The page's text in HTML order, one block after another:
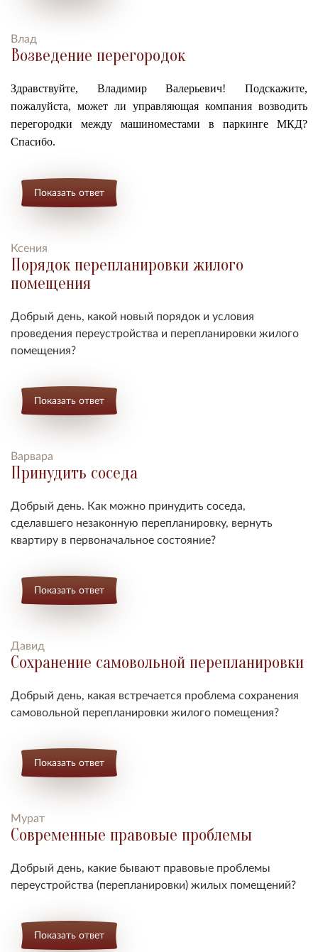
Влад
Возведение перегородок
Здравствуйте, Владимир Валерьевич! Подскажите,
пожалуйста, может ли управляющая компания возводить
перегородки между машиноместами в паркинге МКД?
Спасибо.
Показать ответ
Ксения
Порядок перепланировки жилого
помещения
Добрый день, какой новый порядок и условия
проведения переустройства и перепланировки жилого
помещения?
Показать ответ
Варвара
Принудить соседа
Добрый день. Как можно принудить соседа,
сделавшего незаконную перепланировку, вернуть
квартиру в первоначальное состояние?
Показать ответ
Давид
Сохранение самовольной перепланировки
Добрый день, какая встречается проблема сохранения
самовольной перепланировки жилого помещения?
Показать ответ
Мурат
Современные правовые проблемы
Добрый день, какие бывают правовые проблемы
переустройства (перепланировки) жилых помещений?
Показать ответ